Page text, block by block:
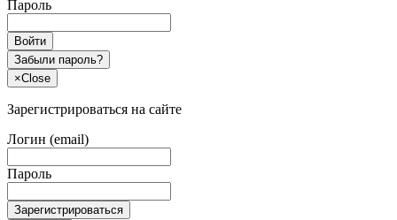
Пароль
Войти
Забыли пароль?
×Close
Зарегистрироваться на сайте
Логин (email)
Пароль
Зарегистрироваться